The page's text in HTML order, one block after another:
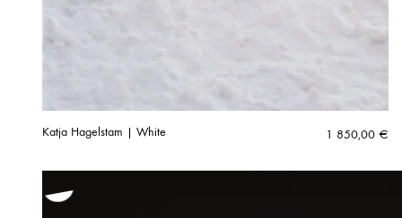
Katja Hagelstam | White 1 850,00 €